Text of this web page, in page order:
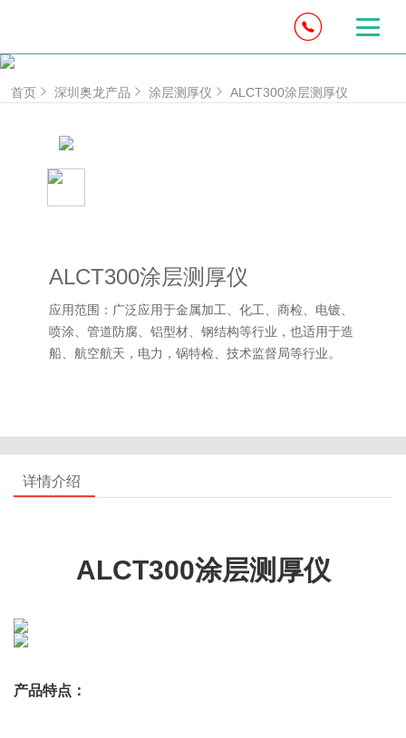
首页 深圳奥龙产品 涂层测厚仪 ALCT300涂层测厚仪
ALCT300涂层测厚仪
应用范围：广泛应用于金属加工、化工、商检、电镀、
喷涂、管道防腐、铝型材、钢结构等行业，也适用于造
船、航空航天，电力，锅特检、技术监督局等行业。
详情介绍
ALCT300涂层测厚仪
产品特点：